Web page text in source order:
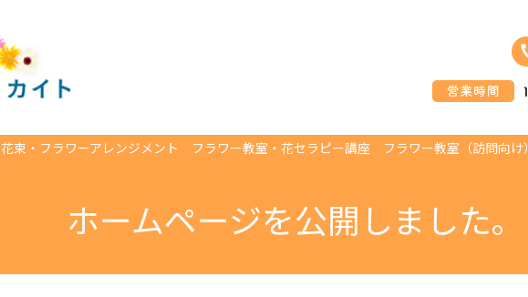
花束・フラワーアレンジメント フラワー教室・花セラピー講座 フラワー教室（訪問向け）
ホームページを公開しました。